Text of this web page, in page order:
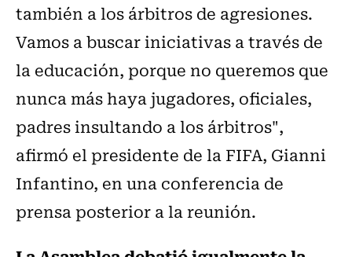
también a los árbitros de agresiones.
Vamos a buscar iniciativas a través de
la educación, porque no queremos que
nunca más haya jugadores, oficiales,
padres insultando a los árbitros",
afirmó el presidente de la FIFA, Gianni
Infantino, en una conferencia de
prensa posterior a la reunión.